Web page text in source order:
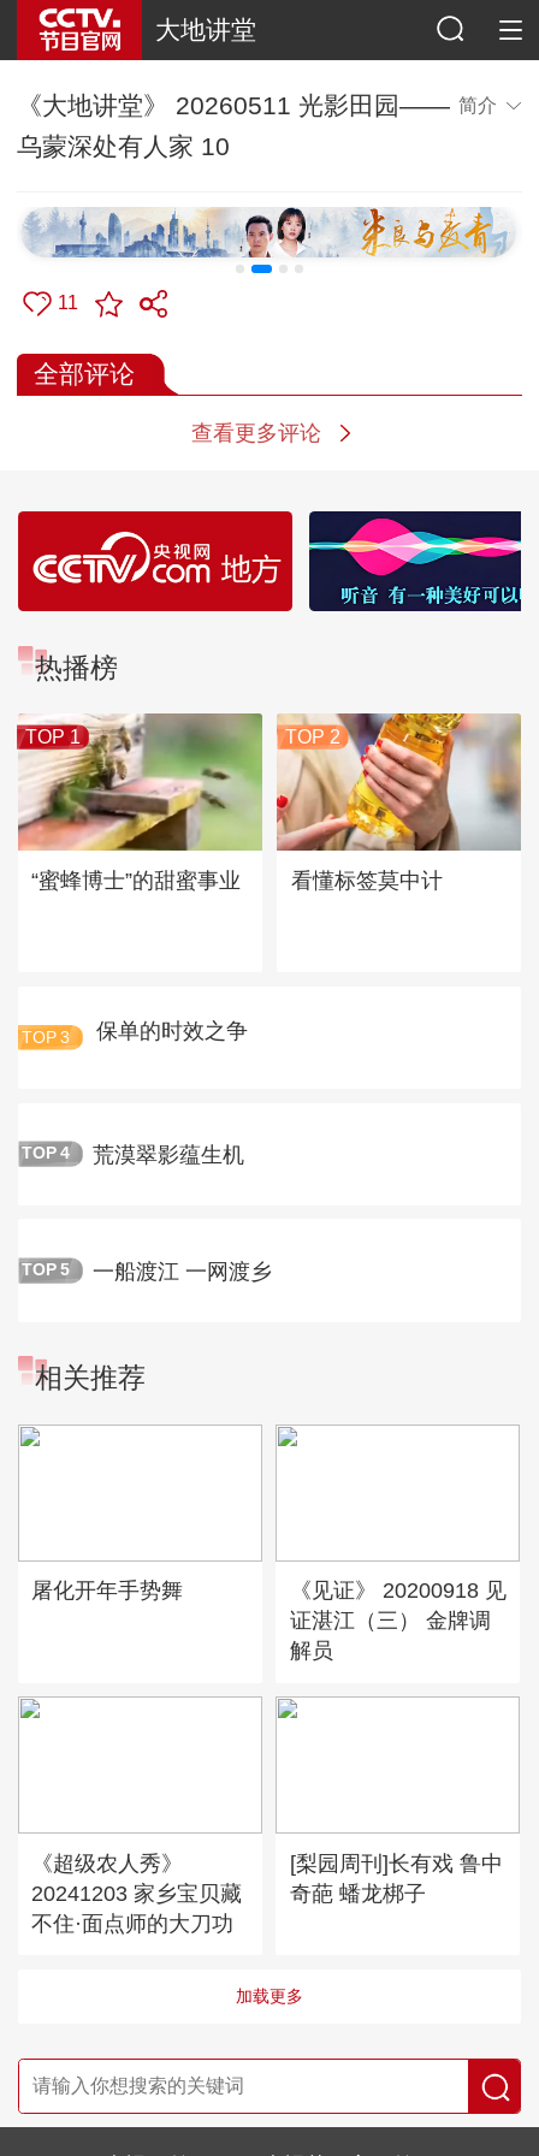
大地讲堂
《大地讲堂》 20260511 光影田园——
乌蒙深处有人家 10
简介
11
全部评论
查看更多评论
热播榜
TOP 1
“蜜蜂博士”的甜蜜事业
TOP 2
看懂标签莫中计
TOP 3 保单的时效之争
TOP 4 荒漠翠影蕴生机
TOP 5 一船渡江 一网渡乡
相关推荐
屠化开年手势舞
《见证》 20200918 见
证湛江（三） 金牌调
解员
《超级农人秀》
20241203 家乡宝贝藏
不住·面点师的大刀功
[梨园周刊]长有戏 鲁中
奇葩 蟠龙梆子
加载更多